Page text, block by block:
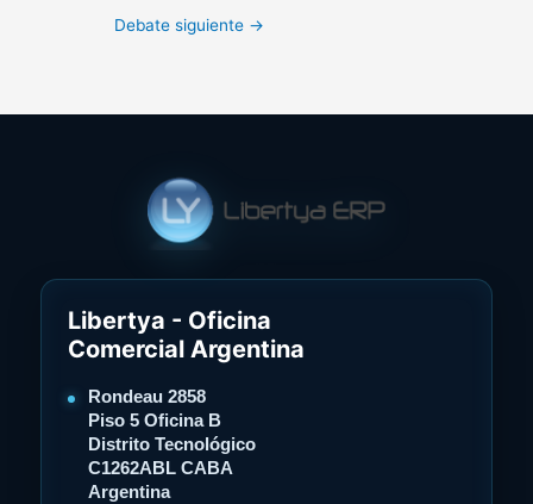
Debate siguiente →
Libertya - Oficina
Comercial Argentina
Rondeau 2858
Piso 5 Oficina B
Distrito Tecnológico
C1262ABL CABA
Argentina